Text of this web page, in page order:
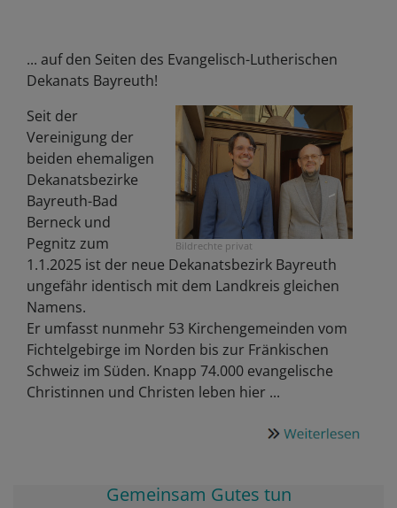
... auf den Seiten des Evangelisch-Lutherischen
Dekanats Bayreuth!
Bildrechte privat
Seit der
Vereinigung der
beiden ehemaligen
Dekanatsbezirke
Bayreuth-Bad
Berneck und
Pegnitz zum
1.1.2025 ist der neue Dekanatsbezirk Bayreuth
ungefähr identisch mit dem Landkreis gleichen
Namens.
Er umfasst nunmehr 53 Kirchengemeinden vom
Fichtelgebirge im Norden bis zur Fränkischen
Schweiz im Süden. Knapp 74.000 evangelische
Christinnen und Christen leben hier ...
Gemeinsam Gutes tun